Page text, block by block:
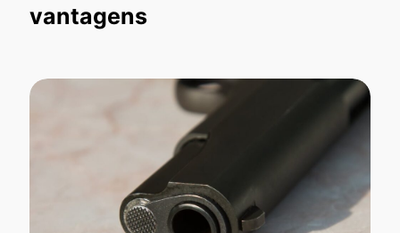
vantagens